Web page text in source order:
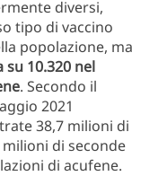
diversi,
tipo di vaccino
popolazione, ma
10.320 nel
. Secondo il
2021
38,7 milioni di
di seconde
di acufene.